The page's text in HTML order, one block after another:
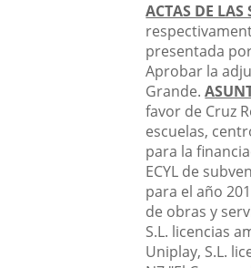
ACTAS DE
presentada por
Aprobar la
Grande.
favor de Cruz
escuelas,
para la
ECYL de
para el año
de obras y
S.L. licencias
Uniplay, S.L.